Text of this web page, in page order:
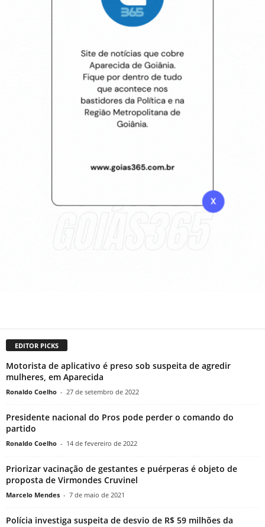
EDITOR PICKS
Motorista de aplicativo é preso sob suspeita de agredir
mulheres, em Aparecida
Ronaldo Coelho - 27 de setembro de 2022
Presidente nacional do Pros pode perder o comando do
partido
Ronaldo Coelho - 14 de fevereiro de 2022
Priorizar vacinação de gestantes e puérperas é objeto de
proposta de Virmondes Cruvinel
Marcelo Mendes - 7 de maio de 2021
Polícia investiga suspeita de desvio de R$ 59 milhões da